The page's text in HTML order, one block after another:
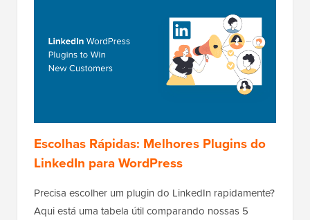
Escolhas Rápidas: Melhores Plugins do
LinkedIn para WordPress
Precisa escolher um plugin do LinkedIn rapidamente?
Aqui está uma tabela útil comparando nossas 5